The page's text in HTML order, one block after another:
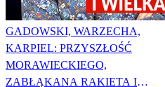
GADOWSKI, WARZECHA,
KARPIEL: PRZYSZŁOŚĆ
MORAWIECKIEGO,
ZABŁĄKANA RAKIETA I